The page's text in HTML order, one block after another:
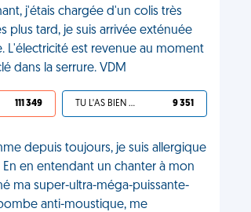
j'étais chargée d'un colis très
plus tard, je suis arrivée exténuée
L'électricité est revenue au moment
dans la serrure. VDM
111 349 TU L'AS BIEN MÉRITÉ 9 351
depuis toujours, je suis allergique
en entendant un chanter à mon
ma super-ultra-méga-puissante-
anti-moustique, me